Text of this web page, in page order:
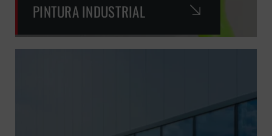
PINTURA INDUSTRIAL